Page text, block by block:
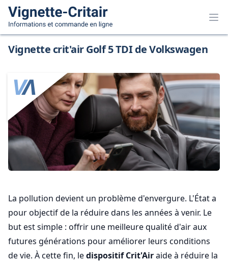
Vignette crit'air Golf 5 TDI de Volkswagen
La pollution devient un problème d'envergure. L'État a
pour objectif de la réduire dans les années à venir. Le
but est simple : offrir une meilleure qualité d'air aux
futures générations pour améliorer leurs conditions
de vie. À cette fin, ledispositif Crit'Airaide à réduire la